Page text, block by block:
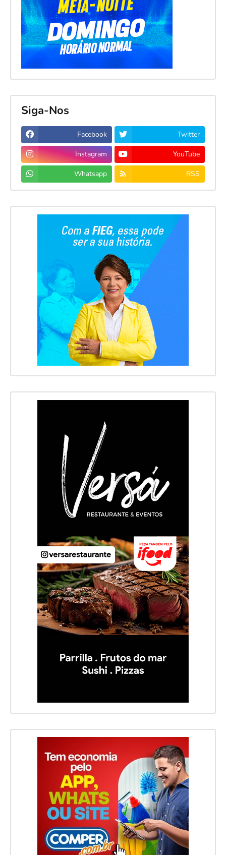
Siga-Nos
Facebook Twitter
Instagram YouTube
Whatsapp RSS